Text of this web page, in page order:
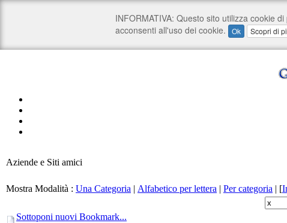
Aziende e Siti amici
Mostra Modalità : Una Categoria | Alfabetico per lettera | Per categoria | [
Sottoponi nuovi Bookmark...